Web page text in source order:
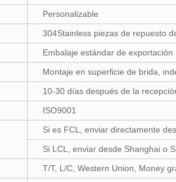
Personalizable
304Stainless piezas de repuesto
Embalaje estándar de exportación
Montaje en superficie de brida,
10-30 días después de la
ISO9001
Si es FCL, enviar directamente
Si LCL, enviar desde Shanghai o
T/T, L/C, Western Union, Money